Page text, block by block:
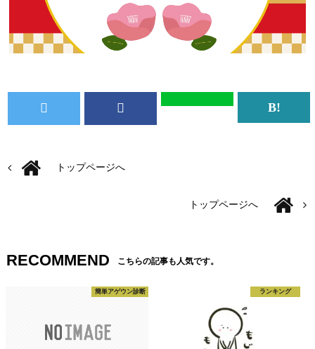
トップページへ
トップページへ
RECOMMEND こちらの記事も人気です。
簡単アゲウン診断 ランキング